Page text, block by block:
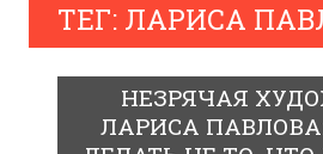
ТЕГ: ЛАРИСА
НЕЗРЯЧАЯ
ЛАРИСА